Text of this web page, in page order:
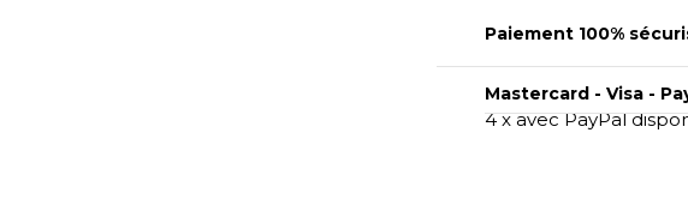
Paiement 100%
Mastercard - Visa -
4 x avec PayPal